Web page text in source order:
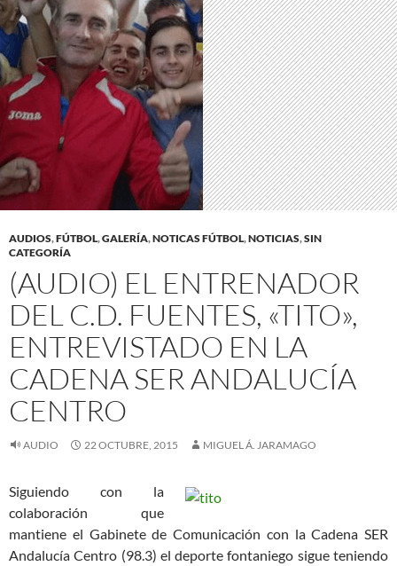
AUDIOS,FÚTBOL,GALERÍA,NOTICAS FÚTBOL,NOTICIAS,SIN
CATEGORÍA
(AUDIO) EL ENTRENADOR
DEL C.D. FUENTES, «TITO»,
ENTREVISTADO EN LA
CADENA SER ANDALUCÍA
CENTRO
AUDIO 22 OCTUBRE, 2015 MIGUEL Á. JARAMAGO
Siguiendo con la
colaboración que
mantiene el Gabinete de Comunicación con la Cadena SER
Andalucía Centro (98.3) el deporte fontaniego sigue teniendo